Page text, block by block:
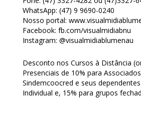
Contato
Baixar APP
WhatsApp: (47) 9 9690-0240
Nosso portal:
Facebook: fb.com/visualmidiabnu
Instagram: @visualmidiablumenau
Desconto nos Cursos à Distância
Presenciais de 10% para
Sindemcoocred e seus
Individual e, 15% para grupos